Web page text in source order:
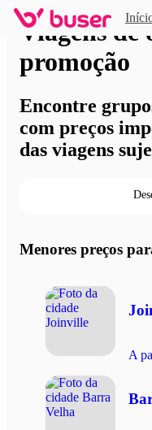
Viagens de
promoção
Encontre
com preços
das viagens
Menores preços
A